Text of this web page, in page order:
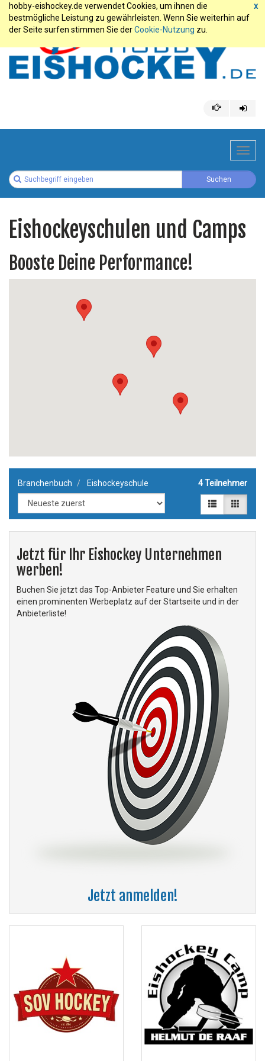
x
hobby-eishockey.de verwendet Cookies, um ihnen die
bestmögliche Leistung zu gewährleisten. Wenn Sie weiterhin auf
der Seite surfen stimmen Sie derCookie-Nutzung zu.
Eishockeyschulen und Camps
Booste Deine Performance!
Branchenbuch Eishockeyschule 4 Teilnehmer
Jetzt für Ihr Eishockey Unternehmen
werben!
Buchen Sie jetzt das Top-Anbieter Feature und Sie erhalten
einen prominenten Werbeplatz auf der Startseite und in der
Anbieterliste!
Jetzt anmelden!